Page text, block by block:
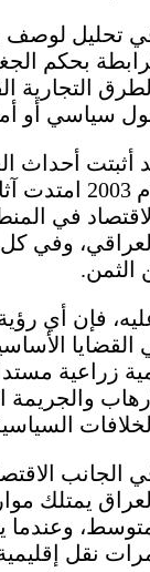
تحليل لوصف
بحكم
التجارية
سياسي أو
أثبتت أحداث
عام
في
وفي كل
الثمن.
فإن أي
القضايا
زراعية
الجانب
يمتلك
نقل